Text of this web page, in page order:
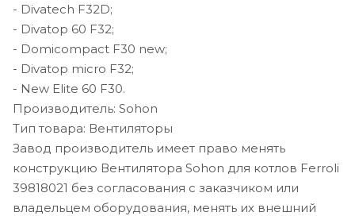
- Divatech F32D;
- Divatop 60 F32;
- Domicompact F30 new;
- Divatop micro F32;
- New Elite 60 F30.
Производитель: Sohon
Тип товара: Вентиляторы
Завод производитель имеет право менять
конструкцию Вентилятора Sohon для котлов Ferroli
39818021 без согласования с заказчиком или
владельцем оборудования, менять их внешний